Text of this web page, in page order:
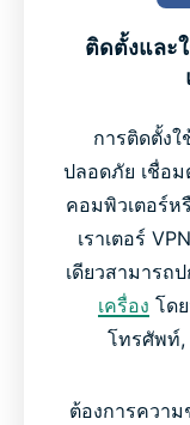
ติดตั้งและ
การติดตั้งใ
ปลอดภัย เชื่อ
คอมพิวเตอร์ห
เราเตอร์
เดียวสามารถ
เครื่อง โด
โทรศัพท์
ต้องการความ